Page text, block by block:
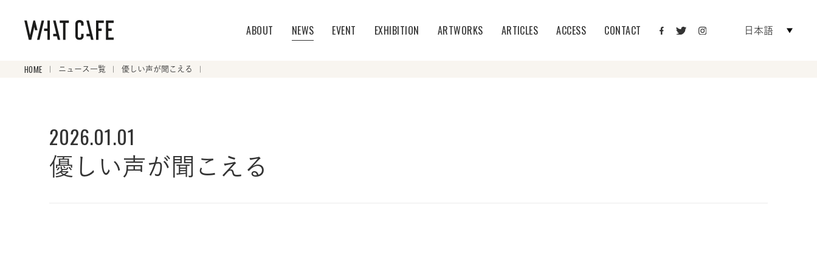
ABOUT NEWS EVENT EXHIBITION ARTWORKS ARTICLES ACCESS CONTACT 日本語
HOME ニュース一覧 優しい声が聞こえる
2026.01.01
優しい声が聞こえる